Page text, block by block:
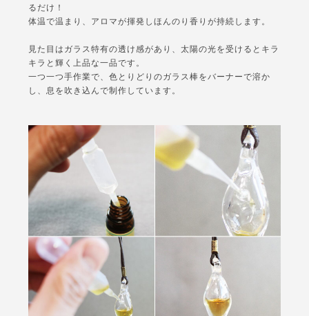
るだけ！
体温で温まり、アロマが揮発しほんのり香りが持続します。
見た目はガラス特有の透け感があり、太陽の光を受けるとキラ
キラと輝く上品な一品です。
一つ一つ手作業で、色とりどりのガラス棒をバーナーで溶か
し、息を吹き込んで制作しています。